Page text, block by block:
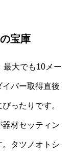
宝庫
最大でも10メー
イバー取得直後
ったりです。
材セッティン
タツノオトシ